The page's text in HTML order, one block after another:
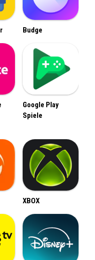
Budge
Google Play
Spiele
XBOX